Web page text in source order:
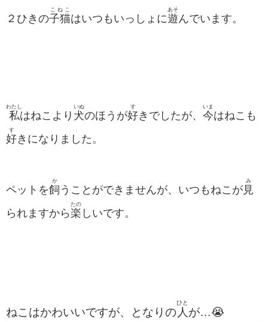
２ひきの子猫
こねこ
はいつもいっしょに遊
あそ
んでいます。
私
わたし
はねこより 犬
いぬ
のほうが好
す
きでしたが、 今
いま
はねこも
好
す
きになりました。
ペットを飼
か
うことができませんが、いつもねこが見
み
られますから楽
たの
しいです。
ねこはかわいいですが、となりの 人
ひと
が…😭